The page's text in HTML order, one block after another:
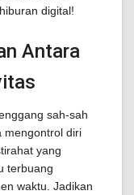
digital!
Antara
sah-sah
mengontrol diri
yang
terbuang
waktu. Jadikan